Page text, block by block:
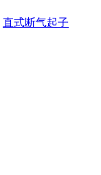
直式断气起子